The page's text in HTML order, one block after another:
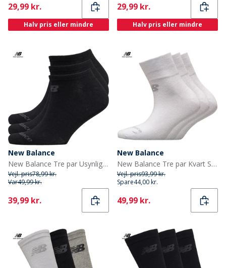
Current
29,99 kr.
Halv pris eller mindre
Current
29,99 kr.
Halv pris eller mindre
New Balance
New Balance Tre par Usynlige Strømper Sort
Vejl. pris78,99 kr.
Var49,99 kr.
Current
39,99 kr.
New Balance
New Balance Tre par Kvart Strømper Hvid
Vejl. pris93,99 kr.
Spare44,00 kr.
Current
49,99 kr.